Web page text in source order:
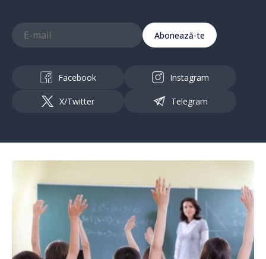
Abonează-te
Facebook Instagram
X/Twitter Telegram